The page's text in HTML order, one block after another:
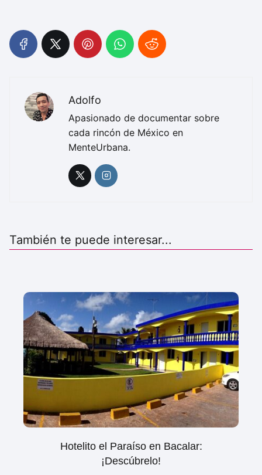
Adolfo
Apasionado de documentar sobre
cada rincón de México en
MenteUrbana.
También te puede interesar...
Hotelito el Paraíso en Bacalar:
¡Descúbrelo!